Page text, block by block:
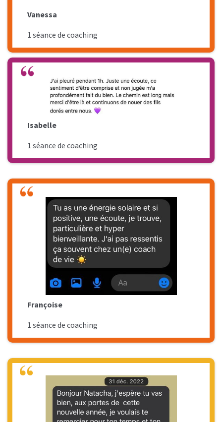
Vanessa
1 séance de coaching
Isabelle
1 séance de coaching
Françoise
1 séance de coaching